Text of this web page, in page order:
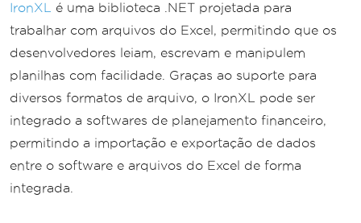
IronXL
é uma biblioteca .NET projetada para
trabalhar com arquivos do Excel, permitindo que os
desenvolvedores leiam, escrevam e manipulem
planilhas com facilidade. Graças ao suporte para
diversos formatos de arquivo, o IronXL pode ser
integrado a softwares de planejamento financeiro,
permitindo a importação e exportação de dados
entre o software e arquivos do Excel de forma
integrada.